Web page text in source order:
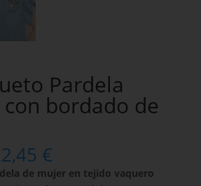
Pardela
bordado de
€
de mujer en tejido vaquero